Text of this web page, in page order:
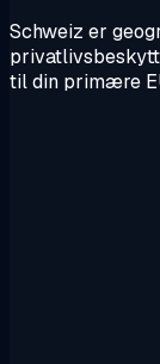
Schweiz er
til din primære